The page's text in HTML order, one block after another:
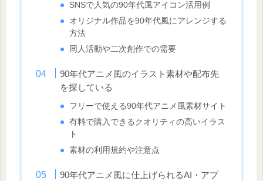
SNSで人気の90年代風アイコン活用例
オリジナル作品を90年代風にアレンジする
方法
同人活動や二次創作での需要
90年代アニメ風のイラスト素材や配布先
を探している
フリーで使える90年代アニメ風素材サイト
有料で購入できるクオリティの高いイラス
ト
素材の利用規約や注意点
90年代アニメ風に仕上げられるAI・アプ